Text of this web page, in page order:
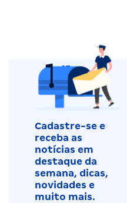
Cadastre-se e
receba as
notícias em
destaque da
semana, dicas,
novidades e
muito mais.